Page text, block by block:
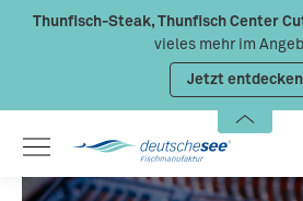
Zum Hauptinhalt springen
Thunfisch-Steak, Thunfisch Center
vieles mehr im
Jetzt entdecken